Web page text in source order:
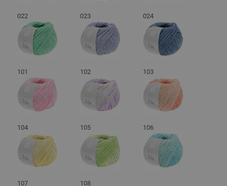
022 023 024
101 102 103
104 105 106
107 108